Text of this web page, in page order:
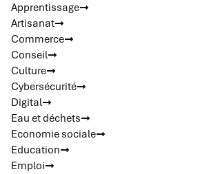
Apprentissage
Artisanat
Commerce
Conseil
Culture
Cybersécurité
Digital
Eau et déchets
Economie sociale
Education
Emploi